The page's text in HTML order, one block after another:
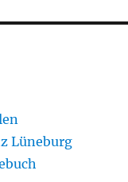
Lüneburg